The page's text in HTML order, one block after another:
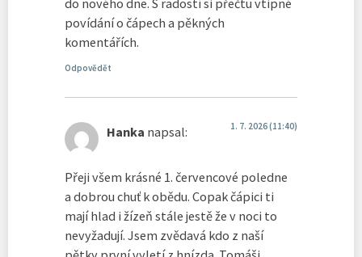
do nového dne. S radostí si přečtu vtipné
povídání o čápech a pěkných
komentářích.
Odpovědět
Hanka napsal: 1. 7. 2026 (11:40)
Přeji všem krásné 1. červencové poledne
a dobrou chuť k obědu. Copak čápici ti
mají hlad i žízeň stále jestě že v noci to
nevyžadují. Jsem zvědavá kdo z naší